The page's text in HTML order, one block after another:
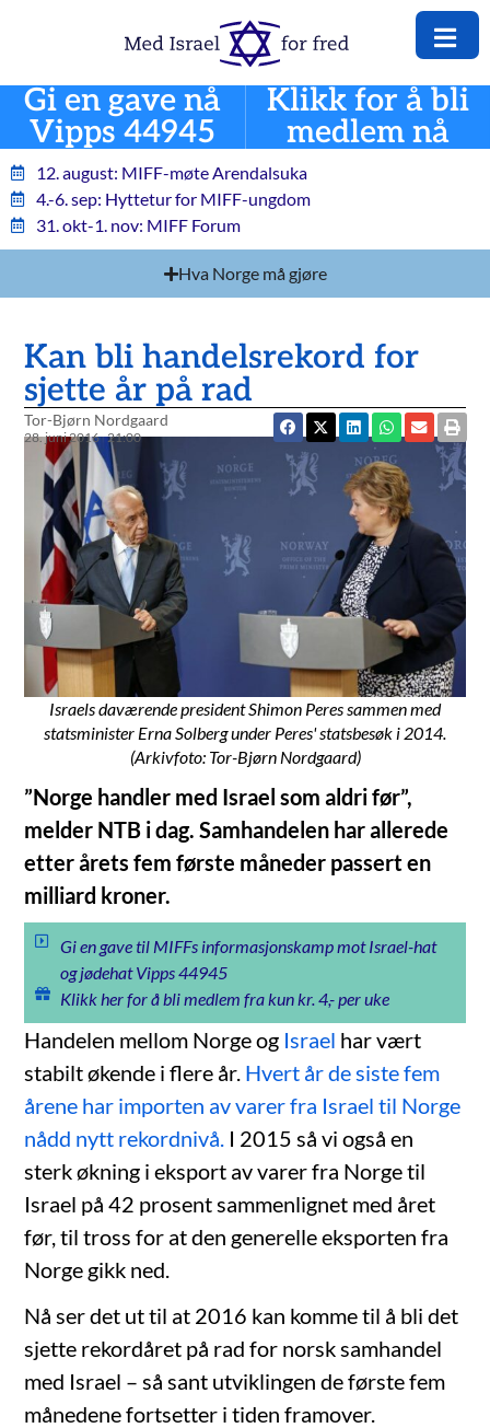
Gi en gave nå
Vipps 44945
Klikk for å bli
medlem nå
12. august: MIFF-møte Arendalsuka
4.-6. sep: Hyttetur for MIFF-ungdom
31. okt-1. nov: MIFF Forum
Hva Norge må gjøre
Kan bli handelsrekord for
sjette år på rad
Tor-Bjørn Nordgaard
28. juni 2016 21:00
Israels daværende president Shimon Peres sammen med
statsminister Erna Solberg under Peres' statsbesøk i 2014.
(Arkivfoto: Tor-Bjørn Nordgaard)
”Norge handler med Israel som aldri før”,
melder NTB i dag. Samhandelen har allerede
etter årets fem første måneder passert en
milliard kroner.
Gi en gave til MIFFs informasjonskamp mot Israel-hat
og jødehat Vipps 44945
Klikk her for å bli medlem fra kun kr. 4,- per uke
Handelen mellom Norge og Israel har vært
stabilt økende i flere år. Hvert år de siste fem
årene har importen av varer fra Israel til Norge
nådd nytt rekordnivå. I 2015 så vi også en
sterk økning i eksport av varer fra Norge til
Israel på 42 prosent sammenlignet med året
før, til tross for at den generelle eksporten fra
Norge gikk ned.
Nå ser det ut til at 2016 kan komme til å bli det
sjette rekordåret på rad for norsk samhandel
med Israel – så sant utviklingen de første fem
månedene fortsetter i tiden framover.